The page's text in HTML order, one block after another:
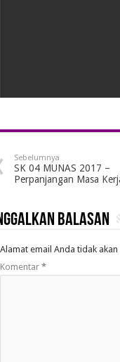
Sebelumnya
SK 04 MUNAS 2017 –
Perpanjangan Masa
Balasan
Alamat email Anda tidak
Komentar *